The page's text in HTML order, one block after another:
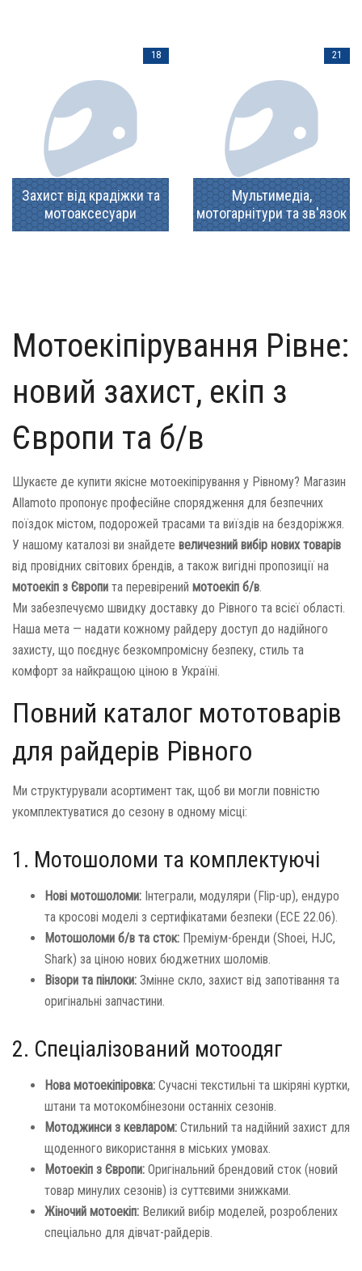
Захист від крадіжки та
мотоаксесуари
18
Мультимедіа,
мотогарнітури та зв'язок
21
Мотоекіпірування Рівне:
новий захист, екіп з
Європи та б/в
Шукаєте де купити якісне мотоекіпірування у Рівному? Магазин
Allamoto пропонує професійне спорядження для безпечних
поїздок містом, подорожей трасами та виїздів на бездоріжжя.
У нашому каталозі ви знайдете величезний вибір нових товарів
від провідних світових брендів, а також вигідні пропозиції на
мотоекіп з Європи та перевірений мотоекіп б/в.
Ми забезпечуємо швидку доставку до Рівного та всієї області.
Наша мета — надати кожному райдеру доступ до надійного
захисту, що поєднує безкомпромісну безпеку, стиль та
комфорт за найкращою ціною в Україні.
Повний каталог мототоварів
для райдерів Рівного
Ми структурували асортимент так, щоб ви могли повністю
укомплектуватися до сезону в одному місці:
1. Мотошоломи та комплектуючі
Нові мотошоломи: Інтеграли, модуляри (Flip-up), ендуро
та кросові моделі з сертифікатами безпеки (ECE 22.06).
Мотошоломи б/в та сток: Преміум-бренди (Shoei, HJC,
Shark) за ціною нових бюджетних шоломів.
Візори та пінлоки: Змінне скло, захист від запотівання та
оригінальні запчастини.
2. Спеціалізований мотоодяг
Нова мотоекіпіровка: Сучасні текстильні та шкіряні куртки,
штани та мотокомбінезони останніх сезонів.
Мотоджинси з кевларом: Стильний та надійний захист для
щоденного використання в міських умовах.
Мотоекіп з Європи: Оригінальний брендовий сток (новий
товар минулих сезонів) із суттєвими знижками.
Жіночий мотоекіп: Великий вибір моделей, розроблених
спеціально для дівчат-райдерів.